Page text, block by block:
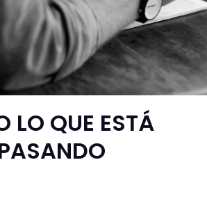
LO QUE ESTÁ